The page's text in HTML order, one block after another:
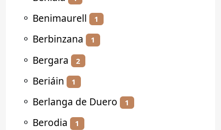
⚬ Benimaurell 1
⚬ Berbinzana 1
⚬ Bergara 2
⚬ Beriáin 1
⚬ Berlanga de Duero 1
⚬ Berodia 1